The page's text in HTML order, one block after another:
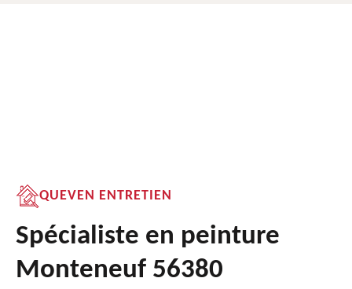
QUEVEN ENTRETIEN
Spécialiste en peinture
Monteneuf 56380